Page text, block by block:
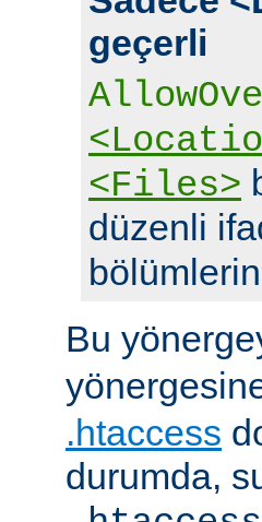
geçerli
<Files>
düzenli
Bu
.htaccess
durumda,